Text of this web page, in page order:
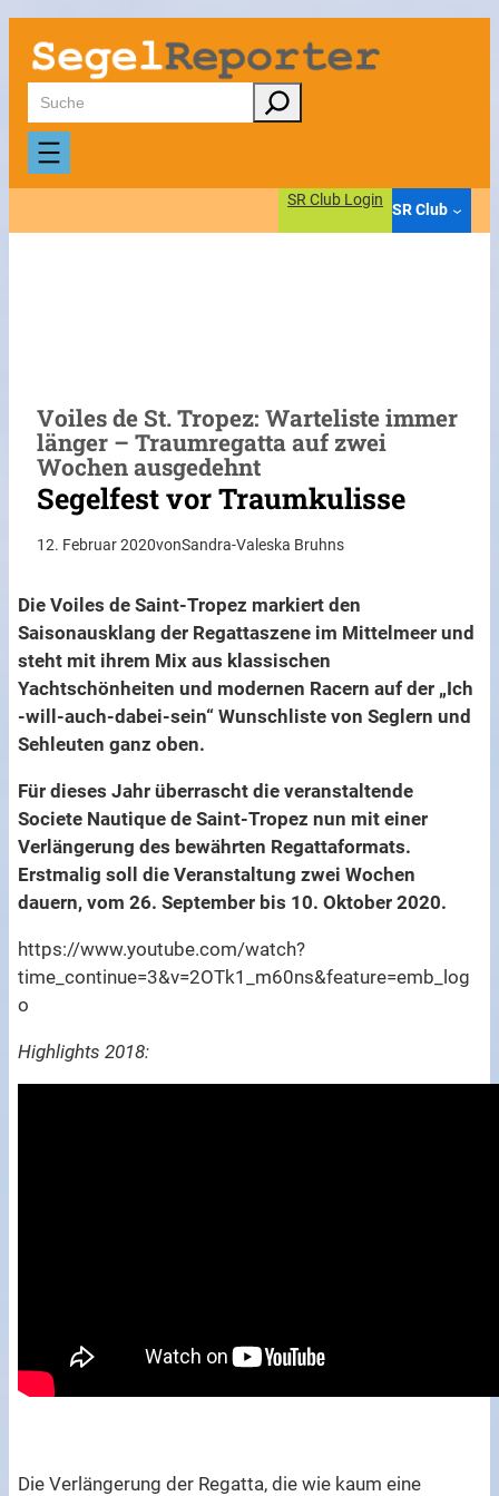
Zum
Inhalt
springen
Suchen
SR Club Login
SR Club
Voiles de St. Tropez: Warteliste immer
länger – Traumregatta auf zwei
Wochen ausgedehnt
Segelfest vor Traumkulisse
12. Februar 2020vonSandra-Valeska Bruhns
Die Voiles de Saint-Tropez markiert den
Saisonausklang der Regattaszene im Mittelmeer und
steht mit ihrem Mix aus klassischen
Yachtschönheiten und modernen Racern auf der „Ich
-will-auch-dabei-sein“ Wunschliste von Seglern und
Sehleuten ganz oben.
Für dieses Jahr überrascht die veranstaltende
Societe Nautique de Saint-Tropez nun mit einer
Verlängerung des bewährten Regattaformats.
Erstmalig soll die Veranstaltung zwei Wochen
dauern, vom 26. September bis 10. Oktober 2020.
https://www.youtube.com/watch?
time_continue=3&v=2OTk1_m60ns&feature=emb_log
o
Highlights 2018:
Die Verlängerung der Regatta, die wie kaum eine